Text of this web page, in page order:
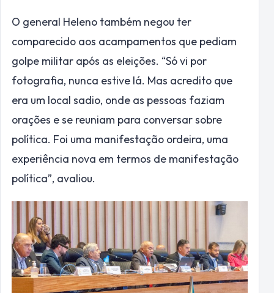
O general Heleno também negou ter
comparecido aos acampamentos que pediam
golpe militar após as eleições. “Só vi por
fotografia, nunca estive lá. Mas acredito que
era um local sadio, onde as pessoas faziam
orações e se reuniam para conversar sobre
política. Foi uma manifestação ordeira, uma
experiência nova em termos de manifestação
política”, avaliou.